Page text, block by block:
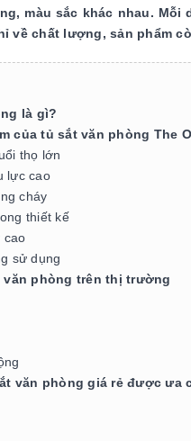
màu sắc khác nhau.
về chất lượng, sản phẩm
là gì?
của tủ sắt văn phòng The
thọ lớn
lực cao
cháy
thiết kế
cao
sử dụng
văn phòng trên thị trường
văn phòng giá rẻ được ưa